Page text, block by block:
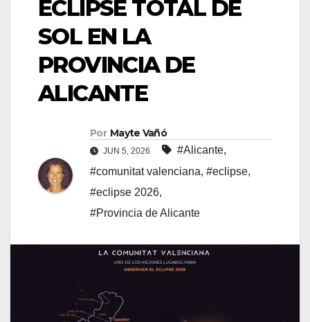
ECLIPSE TOTAL DE
SOL EN LA
PROVINCIA DE
ALICANTE
Por Mayte Vañó
JUN 5, 2026 #Alicante,
#comunitat valenciana, #eclipse,
#eclipse 2026,
#Provincia de Alicante